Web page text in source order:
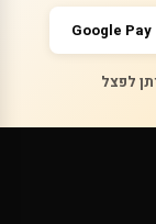
Google Pay